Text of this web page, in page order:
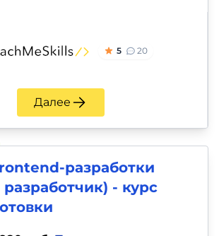
5 20
Далее
разработки
- курс